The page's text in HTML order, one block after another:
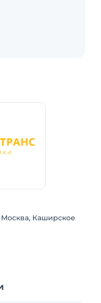
Москва, Каширское